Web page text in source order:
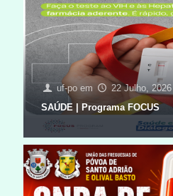
uf-po em 22 Julho, 2026
SAÚDE | Programa FOCUS